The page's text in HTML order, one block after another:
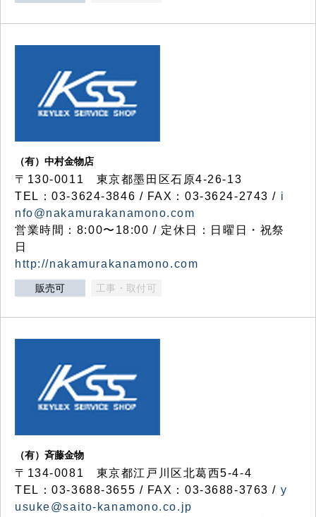
（有）中村金物店
〒130-0011 東京都墨田区石原4-26-13
TEL：03-3624-3846 / FAX：03-3624-2743 / i
nfo@nakamurakanamono.com
営業時間：8:00〜18:00 / 定休日：日曜日・祝祭
日
http://nakamurakanamono.com
販売可 工事・取付可
（有）斉藤金物
〒134-0081 東京都江戸川区北葛西5-4-4
TEL：03-3688-3655 / FAX：03-3688-3763 / y
usuke@saito-kanamono.co.jp